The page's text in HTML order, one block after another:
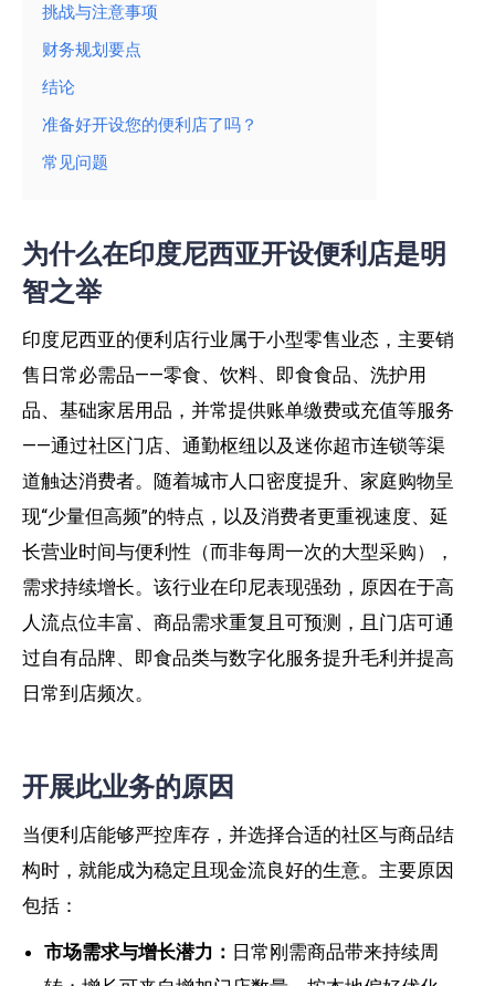
挑战与注意事项
财务规划要点
结论
准备好开设您的便利店了吗？
常见问题
为什么在印度尼西亚开设便利店是明
智之举
印度尼西亚的便利店行业属于小型零售业态，主要销
售日常必需品——零食、饮料、即食食品、洗护用
品、基础家居用品，并常提供账单缴费或充值等服务
——通过社区门店、通勤枢纽以及迷你超市连锁等渠
道触达消费者。随着城市人口密度提升、家庭购物呈
现“少量但高频”的特点，以及消费者更重视速度、延
长营业时间与便利性（而非每周一次的大型采购），
需求持续增长。该行业在印尼表现强劲，原因在于高
人流点位丰富、商品需求重复且可预测，且门店可通
过自有品牌、即食品类与数字化服务提升毛利并提高
日常到店频次。
开展此业务的原因
当便利店能够严控库存，并选择合适的社区与商品结
构时，就能成为稳定且现金流良好的生意。主要原因
包括：
市场需求与增长潜力： 日常刚需商品带来持续周